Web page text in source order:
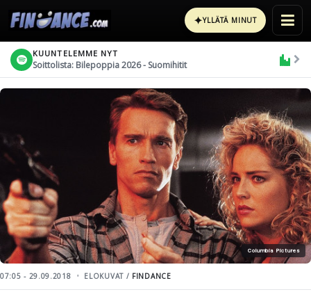
✦YLLÄTÄ MINUT
KUUNTELEMME NYT
Soittolista: Bilepoppia 2026 - Suomihitit
Columbia Pictures
07:05 - 29.09.2018 ELOKUVAT / FINDANCE